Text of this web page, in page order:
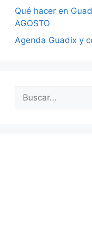
Qué hacer en
AGOSTO
Agenda Guadix y